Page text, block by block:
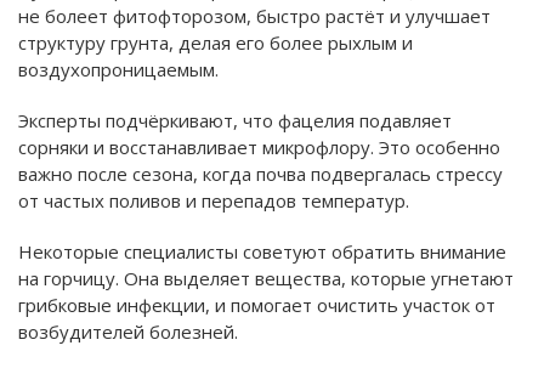
не болеет фитофторозом, быстро растёт и улучшает
структуру грунта, делая его более рыхлым и
воздухопроницаемым.
Эксперты подчёркивают, что фацелия подавляет
сорняки и восстанавливает микрофлору. Это особенно
важно после сезона, когда почва подвергалась стрессу
от частых поливов и перепадов температур.
Некоторые специалисты советуют обратить внимание
на горчицу. Она выделяет вещества, которые угнетают
грибковые инфекции, и помогает очистить участок от
возбудителей болезней.